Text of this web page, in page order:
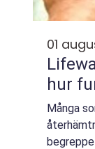
01
Lifewave
hur
Många